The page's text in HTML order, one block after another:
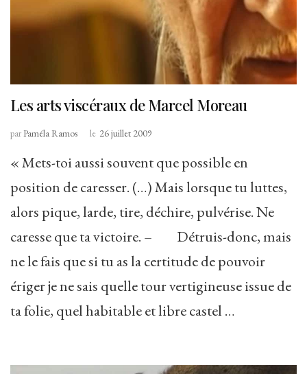
Les arts viscéraux de Marcel Moreau
parPaméla Ramos le 26 juillet 2009
« Mets-toi aussi souvent que possible en
position de caresser. (…) Mais lorsque tu luttes,
alors pique, larde, tire, déchire, pulvérise. Ne
caresse que ta victoire. – Détruis-donc, mais
ne le fais que si tu as la certitude de pouvoir
ériger je ne sais quelle tour vertigineuse issue de
ta folie, quel habitable et libre castel …